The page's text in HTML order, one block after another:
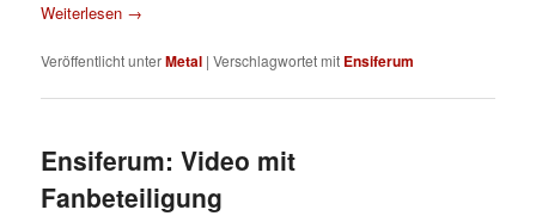
Weiterlesen →
Veröffentlicht unterMetal |Verschlagwortet mit Ensiferum
Ensiferum: Video mit
Fanbeteiligung